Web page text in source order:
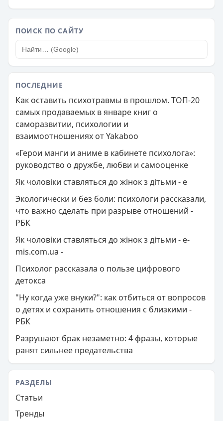
ПОИСК ПО САЙТУ
ПОСЛЕДНИЕ
Как оставить психотравмы в прошлом. ТОП-20
самых продаваемых в январе книг о
саморазвитии, психологии и
взаимоотношениях от Yakaboo
«Герои манги и аниме в кабинете психолога»:
руководство о дружбе, любви и самооценке
Як чоловіки ставляться до жінок з дітьми - e
Экологически и без боли: психологи рассказали,
что важно сделать при разрыве отношений -
РБК
Як чоловіки ставляться до жінок з дітьми - e-
mis.com.ua -
Психолог рассказала о пользе цифрового
детокса
"Ну когда уже внуки?": как отбиться от вопросов
о детях и сохранить отношения с близкими -
РБК
Разрушают брак незаметно: 4 фразы, которые
ранят сильнее предательства
РАЗДЕЛЫ
Статьи
Тренды